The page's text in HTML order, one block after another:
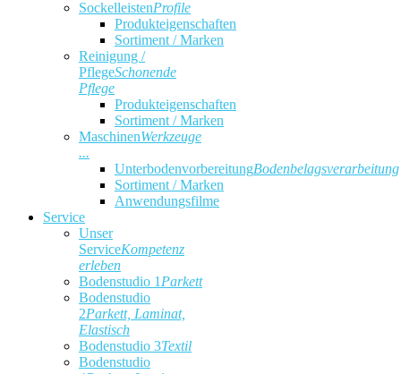
SockelleistenProfile
Produkteigenschaften
Sortiment / Marken
Reinigung /
PflegeSchonende
Pflege
Produkteigenschaften
Sortiment / Marken
MaschinenWerkzeuge
...
UnterbodenvorbereitungBodenbelagsverarbeitung
Sortiment / Marken
Anwendungsfilme
Service
Unser
ServiceKompetenz
erleben
Bodenstudio 1 Parkett
Bodenstudio
2Parkett, Laminat,
Elastisch
Bodenstudio 3Textil
Bodenstudio